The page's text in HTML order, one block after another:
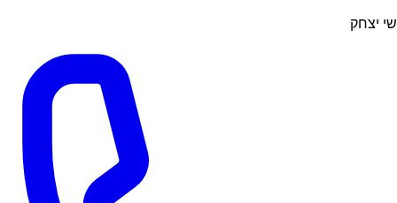
שי יצחק